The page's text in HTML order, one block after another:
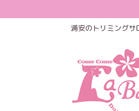
ン
ビ
浦安のトリミングサ